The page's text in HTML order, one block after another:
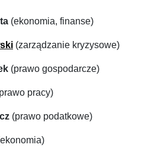
(ekonomia, finanse)
(zarządzanie kryzysowe)
(prawo gospodarcze)
pracy)
(prawo podatkowe)